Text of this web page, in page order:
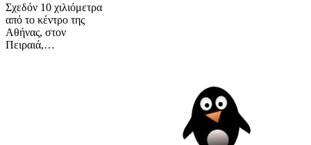
Σχεδόν 10 χιλιόμετρα
από το κέντρο της
Αθήνας, στον
Πειραιά,…